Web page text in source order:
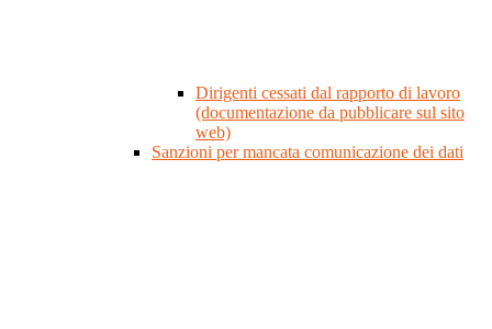
Dirigenti cessati dal rapporto di lavoro
(documentazione da pubblicare sul sito
web)
Sanzioni per mancata comunicazione dei dati